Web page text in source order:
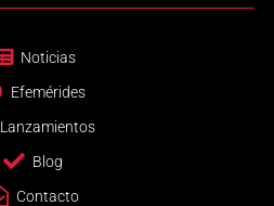
Noticias
Efemérides
Lanzamientos
Blog
Contacto